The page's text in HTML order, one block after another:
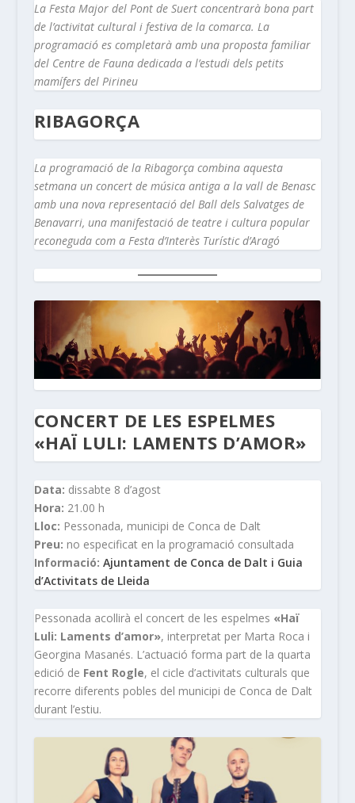
La Festa Major del Pont de Suert concentrarà bona part
de l’activitat cultural i festiva de la comarca. La
programació es completarà amb una proposta familiar
del Centre de Fauna dedicada a l’estudi dels petits
mamífers del Pirineu
RIBAGORÇA
La programació de la Ribagorça combina aquesta
setmana un concert de música antiga a la vall de Benasc
amb una nova representació del Ball dels Salvatges de
Benavarri, una manifestació de teatre i cultura popular
reconeguda com a Festa d’Interès Turístic d’Aragó
CONCERT DE LES ESPELMES
«HAÏ LULI: LAMENTS D’AMOR»
Data: dissabte 8 d’agost
Hora: 21.00 h
Lloc: Pessonada, municipi de Conca de Dalt
Preu: no especificat en la programació consultada
Informació: Ajuntament de Conca de Dalt i Guia
d’Activitats de Lleida
Pessonada acollirà el concert de les espelmes «Haï
Luli: Laments d’amor», interpretat per Marta Roca i
Georgina Masanés. L’actuació forma part de la quarta
edició de Fent Rogle, el cicle d’activitats culturals que
recorre diferents pobles del municipi de Conca de Dalt
durant l’estiu.